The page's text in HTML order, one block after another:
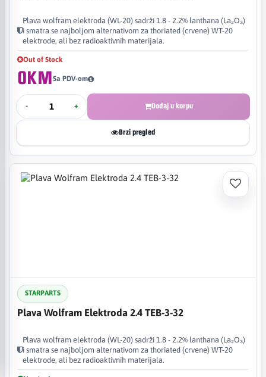
Plava wolfram elektroda (WL-20) sadrži 1.8 - 2.2% lanthana (La₂O₃)
i smatra se najboljom alternativom za thoriated (crvene) WT-20
elektrode, ali bez radioaktivnih materijala.
Out of Stock
0KMSa PDV-om
- + Dodaj u korpu
Brzi pregled
STARPARTS
Plava Wolfram Elektroda 2.4 TEB-3-32
Plava wolfram elektroda (WL-20) sadrži 1.8 - 2.2% lanthana (La₂O₃)
i smatra se najboljom alternativom za thoriated (crvene) WT-20
elektrode, ali bez radioaktivnih materijala.